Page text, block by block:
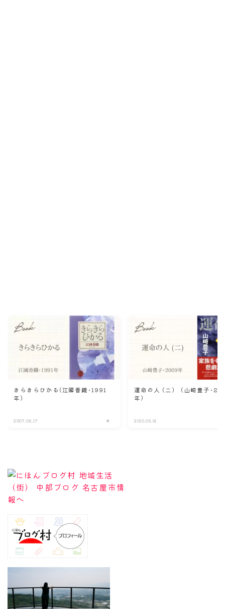
きらきらひかる(江國香織･1991
年)
2007.06.17 本
運命の人 (二) (山崎豊子･
年)
2010.03.31